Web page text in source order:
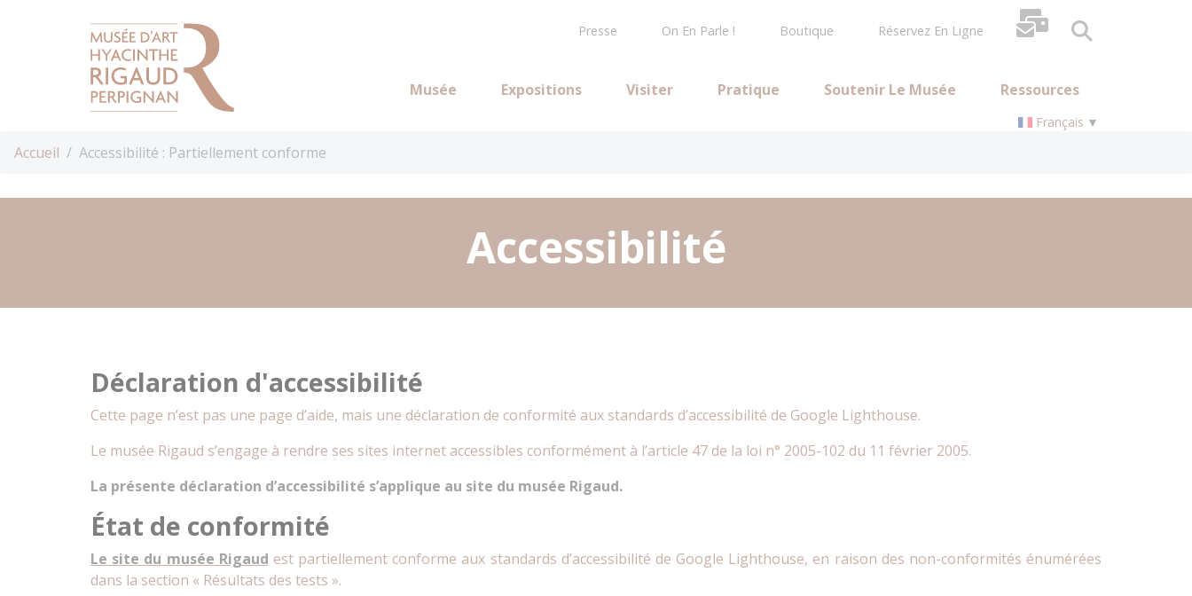
Presse On En Parle ! Boutique Réservez En Ligne
Search
Musée Expositions Visiter Pratique Soutenir Le Musée Ressources
Français ▼
Fil
Accueil Accessibilité : Partiellement conforme
Accessibilité
Déclaration d'accessibilité
Cette page n’est pas une page d’aide, mais une déclaration de conformité aux standards d’accessibilité de Google Lighthouse.
Le musée Rigaud s’engage à rendre ses sites internet accessibles conformément à l’article 47 de la loi n° 2005-102 du 11 février 2005.
La présente déclaration d’accessibilité s’applique au site du musée Rigaud.
État de conformité
Le site du musée Rigaud est partiellement conforme aux standards d’accessibilité de Google Lighthouse, en raison des non-conformités énumérées
dans la section « Résultats des tests ».